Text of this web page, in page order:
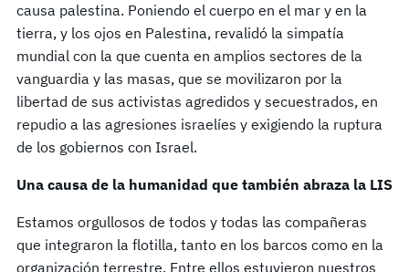
causa palestina. Poniendo el cuerpo en el mar y en la
tierra, y los ojos en Palestina, revalidó la simpatía
mundial con la que cuenta en amplios sectores de la
vanguardia y las masas, que se movilizaron por la
libertad de sus activistas agredidos y secuestrados, en
repudio a las agresiones israelíes y exigiendo la ruptura
de los gobiernos con Israel.
Una causa de la humanidad que también abraza la LIS
Estamos orgullosos de todos y todas las compañeras
que integraron la flotilla, tanto en los barcos como en la
organización terrestre. Entre ellos estuvieron nuestros